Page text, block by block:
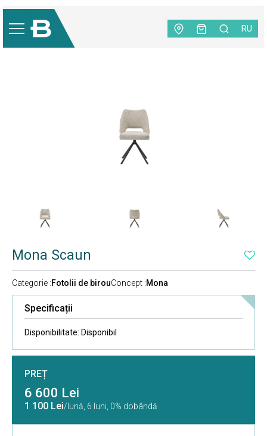
RU
Mobilier copii
TOP VÂNZĂRI
Mona Scaun
Categorie :Fotolii de birouConcept :Mona
Specificații
Disponibilitate: Disponibil
PREȚ
6 600 Lei
1 100 Lei/lună, 6 luni, 0% dobândă